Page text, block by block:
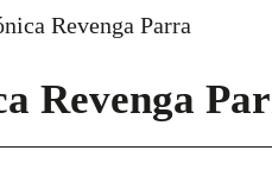
Revenga Parra
Revenga